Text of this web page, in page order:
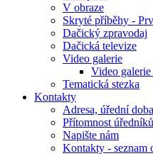
V obraze
Skryté příběhy -
Dačický zpravodaj
Dačická televize
Video galerie
Video
Tematická stezka
Kontakty
Adresa, úřední doba
Přítomnost úředníků
Napište nám
Kontakty - seznam